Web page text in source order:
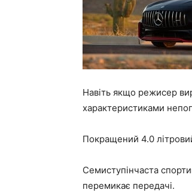
Навіть якщо режисер
характеристиками
Покращений 4.0
Семиступінчаста
перемикає передачі.